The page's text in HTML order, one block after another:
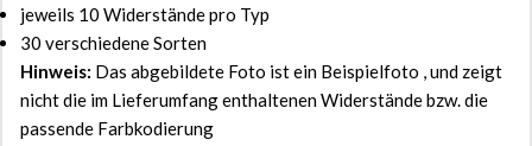
jeweils 10 Widerstände pro Typ
30 verschiedene Sorten
Hinweis: Das abgebildete Foto ist ein Beispielfoto , und zeigt
nicht die im Lieferumfang enthaltenen Widerstände bzw. die
passende Farbkodierung